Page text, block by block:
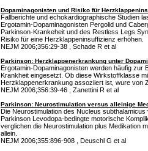
Dopaminagonisten und Risiko für
Fallberichte und echokardiographische Studien
Ergotamin-Dopaminagonisten Pergolid und
Parkinson-Krankeheit und des Restless Legs
Risiko für eine Herzklappeninsuffizienz erhöhen.
NEJM 2006;356:29-38 , Schade R et al
Parkinson: Herzklappenerkrankung unter
Ergotamin-Dopaminagonisten werden häufig zur
Krankheit eingesetzt. Ob diese Wirkstoffklasse
Herzklappenerkrankung assoziiert ist, wure von
NEJM 2006;356:39-46 , Zanettini R et al
Parkinson: Neurostimulation versus alleinige
Die Neurostimulation des Nucleus
Parkinson Levodopa-bedingte motorische
verglichen die Neurostimulation plus Medikation
allein.
NEJM 2006;355:896-908 , Deuschl G et al